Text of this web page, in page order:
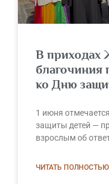
В приходах
ко Дню
1 июня
защиты детей —
взрослым об
ЧИТАТЬ ПОЛНОСТЬЮ